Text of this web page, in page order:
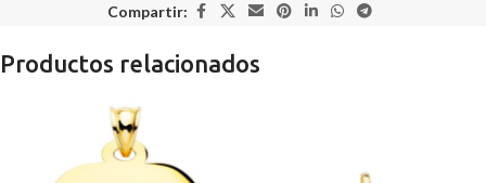
Compartir:
Productos relacionados